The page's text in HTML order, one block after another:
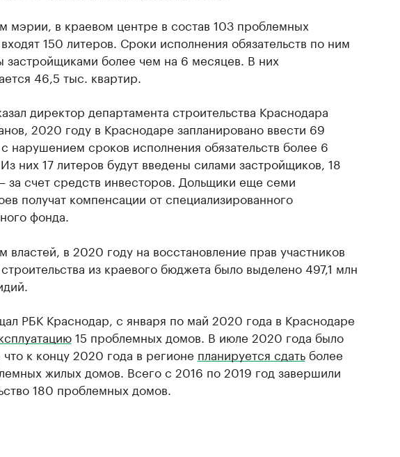
мэрии, в краевом центре в состав 103 проблемных
150 литеров. Сроки исполнения обязательств по ним
застройщиками более чем на 6 месяцев. В них
46,5 тыс. квартир.
директор департамента строительства Краснодара
2020 году в Краснодаре запланировано ввести 69
нарушением сроков исполнения обязательств более 6
них 17 литеров будут введены силами застройщиков, 18
за счет средств инвесторов. Дольщики еще семи
получат компенсации от специализированного
фонда.
властей, в 2020 году на восстановление прав участников
из краевого бюджета было выделено 497,1 млн
РБК Краснодар, с января по май 2020 года в Краснодаре
15 проблемных домов. В июле 2020 года было
что к концу 2020 года в регионе планируется сдатьболее
жилых домов. Всего с 2016 по 2019 год завершили
180 проблемных домов.